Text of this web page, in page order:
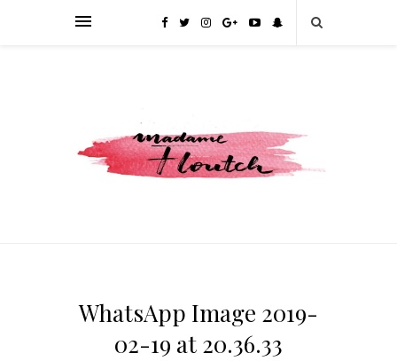
WhatsApp Image 2019-
02-19 at 20.36.33